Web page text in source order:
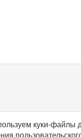
куки-файлы